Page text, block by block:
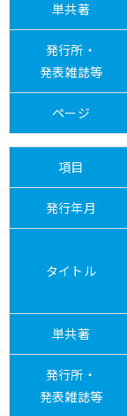
単共著
発行所・
発表雑誌等
ページ
項目
発行年月
タイトル
単共著
発行所・
発表雑誌等